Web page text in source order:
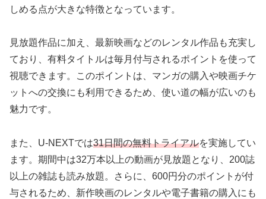
しめる点が大きな特徴となっています。
見放題作品に加え、最新映画などのレンタル作品も充実し
ており、有料タイトルは毎月付与されるポイントを使って
視聴できます。このポイントは、マンガの購入や映画チケ
ットへの交換にも利用できるため、使い道の幅が広いのも
魅力です。
また、U-NEXTでは31日間の無料トライアルを実施してい
ます。期間中は32万本以上の動画が見放題となり、200誌
以上の雑誌も読み放題。さらに、600円分のポイントが付
与されるため、新作映画のレンタルや電子書籍の購入にも